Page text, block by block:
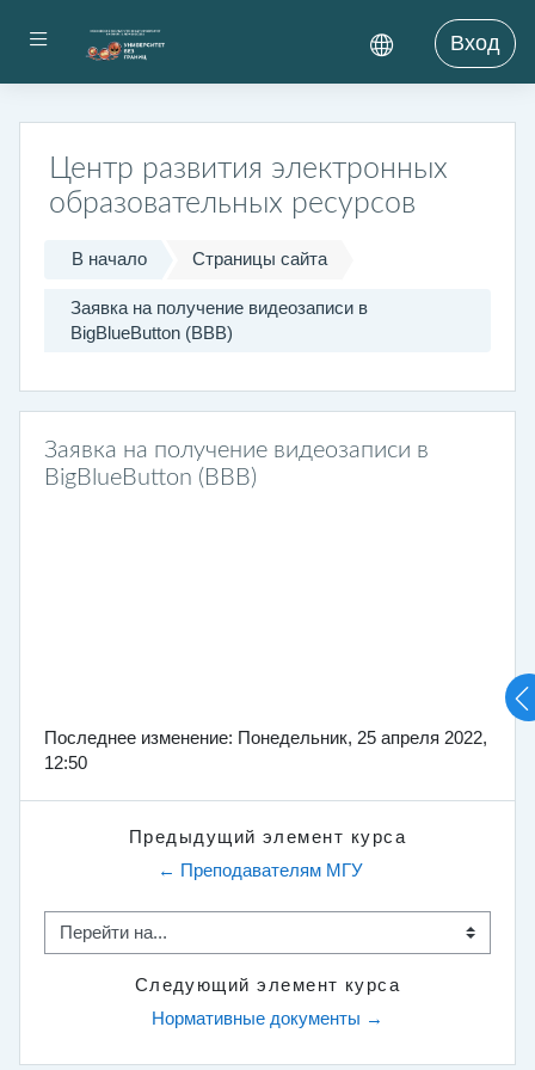
Боковая панель Вход
Центр развития электронных
образовательных ресурсов
В начало Страницы сайта
Заявка на получение видеозаписи в
BigBlueButton (BBB)
Заявка на получение видеозаписи в
BigBlueButton (BBB)
Последнее изменение: Понедельник, 25 апреля 2022,
12:50
Предыдущий элемент курса
← Преподавателям МГУ
Перейти на...
Следующий элемент курса
Нормативные документы →